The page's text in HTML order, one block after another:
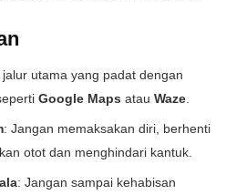
jalur utama yang padat dengan
Google Maps atauWaze
: Jangan memaksakan diri, berhenti
otot dan menghindari kantuk.
: Jangan sampai kehabisan